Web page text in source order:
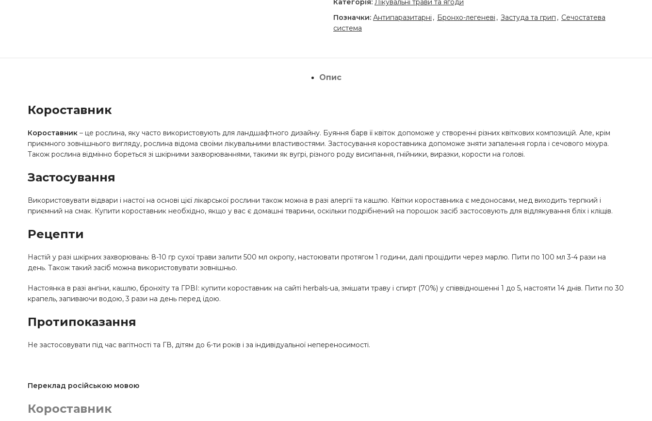
Категорія: Лікувальні трави та ягоди
Позначки: Антипаразитарні , Бронхо-легеневі , Застуда та грип , Сечостатева
система
Опис
Короставник
Короставник – це рослина, яку часто використовують для ландшафтного дизайну. Буяння барв її квіток допоможе у створенні різних квіткових композицій. Але, крім
приємного зовнішнього вигляду, рослина відома своїми лікувальними властивостями. Застосування короставника допоможе зняти запалення горла і сечового міхура.
Також рослина відмінно бореться зі шкірними захворюваннями, такими як вугрі, різного роду висипання, гнійники, виразки, корости на голові.
Застосування
Використовувати відвари і настої на основі цієї лікарської рослини також можна в разі алергії та кашлю. Квітки короставника є медоносами, мед виходить терпкий і
приємний на смак. Купити короставник необхідно, якщо у вас є домашні тварини, оскільки подрібнений на порошок засіб застосовують для відлякування бліх і кліщів.
Рецепти
Настій у разі шкірних захворювань: 8-10 гр сухої трави залити 500 мл окропу, настоювати протягом 1 години, далі процідити через марлю. Пити по 100 мл 3-4 рази на
день. Також такий засіб можна використовувати зовнішньо.
Настоянка в разі ангіни, кашлю, бронхіту та ГРВІ: купити короставник на сайті herbals-ua, змішати траву і спирт (70%) у співвідношенні 1 до 5, настояти 14 днів. Пити по 30
крапель, запиваючи водою, 3 рази на день перед їдою.
Протипоказання
Не застосовувати під час вагітності та ГВ, дітям до 6-ти років і за індивідуальної непереносимості.
Переклад російською мовою
Короставник